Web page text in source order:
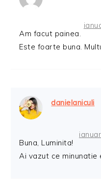
Am facut painea.
Este foarte buna.
danielaniculi
Buna, Luminita!
Ai vazut ce minunatie